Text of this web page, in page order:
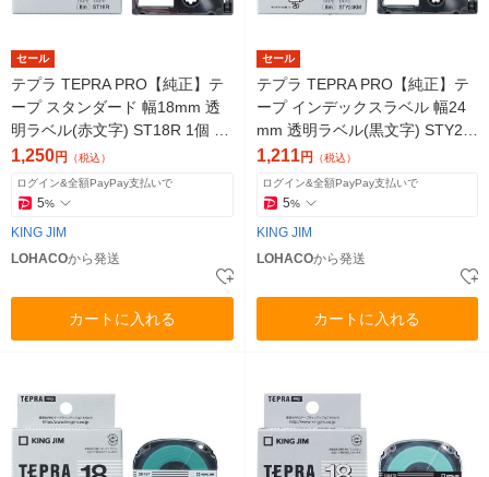
セール
テプラ TEPRA PRO【純正】テ
ープ スタンダード 幅18mm 透
明ラベル(赤文字) ST18R 1個 キ
ングジム
1,250円 （税込）
ログイン&全額PayPay支払いで
5%
KING JIM
LOHACOから発送
カートに入れる
セール
テプラ TEPRA PRO【純正】テ
ープ インデックスラベル 幅24
mm 透明ラベル(黒文字) STY24
KM 1個 キングジム
1,211円 （税込）
ログイン&全額PayPay支払いで
5%
KING JIM
LOHACOから発送
カートに入れる